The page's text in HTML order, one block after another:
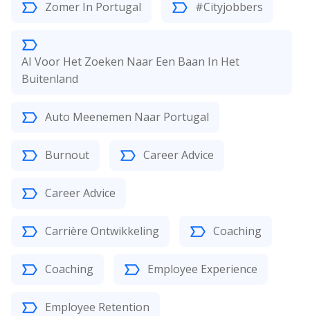
Zomer In Portugal #Cityjobbers
AI Voor Het Zoeken Naar Een Baan In Het
Buitenland
Auto Meenemen Naar Portugal
Burnout Career Advice
Career Advice
Carrière Ontwikkeling Coaching
Coaching Employee Experience
Employee Retention